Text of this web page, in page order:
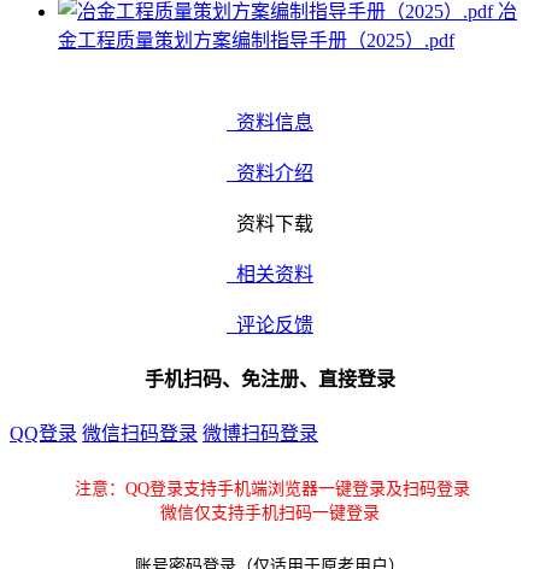
冶
金工程质量策划方案编制指导手册（2025）.pdf
资料信息
资料介绍
资料下载
相关资料
评论反馈
手机扫码、免注册、直接登录
QQ登录 微信扫码登录 微博扫码登录
注意：QQ登录支持手机端浏览器一键登录及扫码登录
微信仅支持手机扫码一键登录